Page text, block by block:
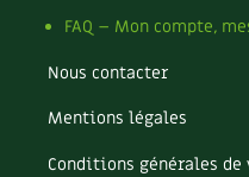
Potager
Potager en lasagnes
Poules
Prairie fleurie
FAQ – Mon compte,
Nous contacter
Mentions légales
Conditions générales de